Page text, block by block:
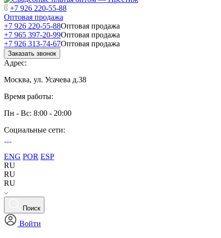
+7 926 220-55-88
Оптовая продажа
+7 926 220-55-88Оптовая продажа
+7 965 397-20-99Оптовая продажа
+7 926 313-74-67Оптовая продажа
Заказать звонок
Адрес:
Москва, ул. Усачева д.38
Время работы:
Пн - Вс: 8:00 - 20:00
Социальные сети:
ENG POR ESP
RU
RU
RU
Поиск
Войти